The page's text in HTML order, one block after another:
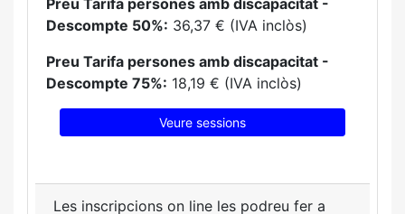
Preu Tarifa persones amb discapacitat -
Descompte 50%: 36,37 € (IVA inclòs)
Preu Tarifa persones amb discapacitat -
Descompte 75%: 18,19 € (IVA inclòs)
Veure sessions
Les inscripcions on line les podreu fer a